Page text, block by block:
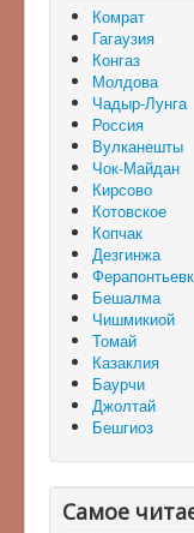
Комрат
Гагаузия
Конгаз
Молдова
Чадыр-Лунга
Россия
Вулканешты
Чок-Майдан
Кирсово
Котовское
Копчак
Дезгинжа
Бешалма
Чишмикиой
Томай
Казаклия
Баурчи
Джолтай
Бешгиоз
Самое